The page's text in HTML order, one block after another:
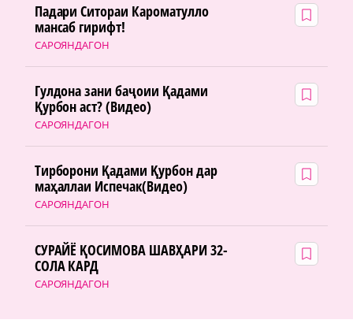
САРОЯНДАГОН
Падари Ситораи Кароматулло
мансаб гирифт!
САРОЯНДАГОН
Гулдона зани баҷоии Қадами
Қурбон аст? (Видео)
САРОЯНДАГОН
Тирборони Қадами Қурбон дар
маҳаллаи Испечак(Видео)
САРОЯНДАГОН
СУРАЙЁ ҚОСИМОВА ШАВҲАРИ 32-
СОЛА КАРД